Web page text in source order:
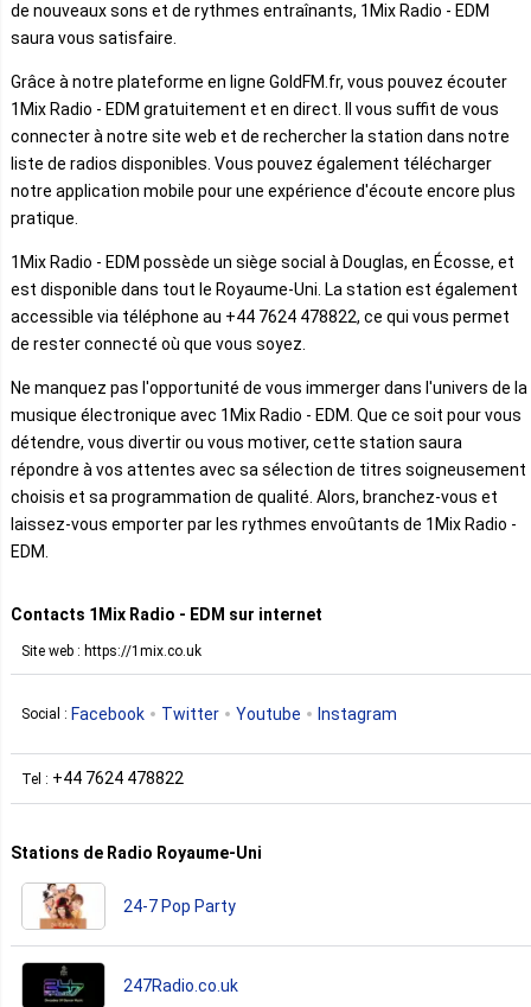
de nouveaux sons et de rythmes entraînants, 1Mix Radio - EDM
saura vous satisfaire.
Grâce à notre plateforme en ligne GoldFM.fr, vous pouvez écouter
1Mix Radio - EDM gratuitement et en direct. Il vous suffit de vous
connecter à notre site web et de rechercher la station dans notre
liste de radios disponibles. Vous pouvez également télécharger
notre application mobile pour une expérience d'écoute encore plus
pratique.
1Mix Radio - EDM possède un siège social à Douglas, en Écosse, et
est disponible dans tout le Royaume-Uni. La station est également
accessible via téléphone au +44 7624 478822, ce qui vous permet
de rester connecté où que vous soyez.
Ne manquez pas l'opportunité de vous immerger dans l'univers de la
musique électronique avec 1Mix Radio - EDM. Que ce soit pour vous
détendre, vous divertir ou vous motiver, cette station saura
répondre à vos attentes avec sa sélection de titres soigneusement
choisis et sa programmation de qualité. Alors, branchez-vous et
laissez-vous emporter par les rythmes envoûtants de 1Mix Radio -
EDM.
Contacts 1Mix Radio - EDM sur internet
Site web : https://1mix.co.uk
Social : Facebook Twitter Youtube Instagram
Tel : +44 7624 478822
Stations de Radio Royaume-Uni
24-7 Pop Party
247Radio.co.uk